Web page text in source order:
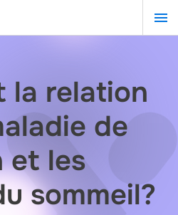
la relation
de
et les
sommeil?